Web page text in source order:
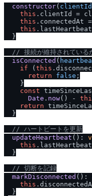
constructor( clientId
this . clientId
=
this . connectedAt =
this . lastHeartbeat
  }
/ / 接続が維持されている
isConnected (
if ( this .
return
false ;
    }
const
Date . now() -
return
  }
/ / ハートビートを更新
updateHeartbeat ():
this . lastHeartbeat
  }
/ / 切断を記録
markDisconnected ():
this .
  }